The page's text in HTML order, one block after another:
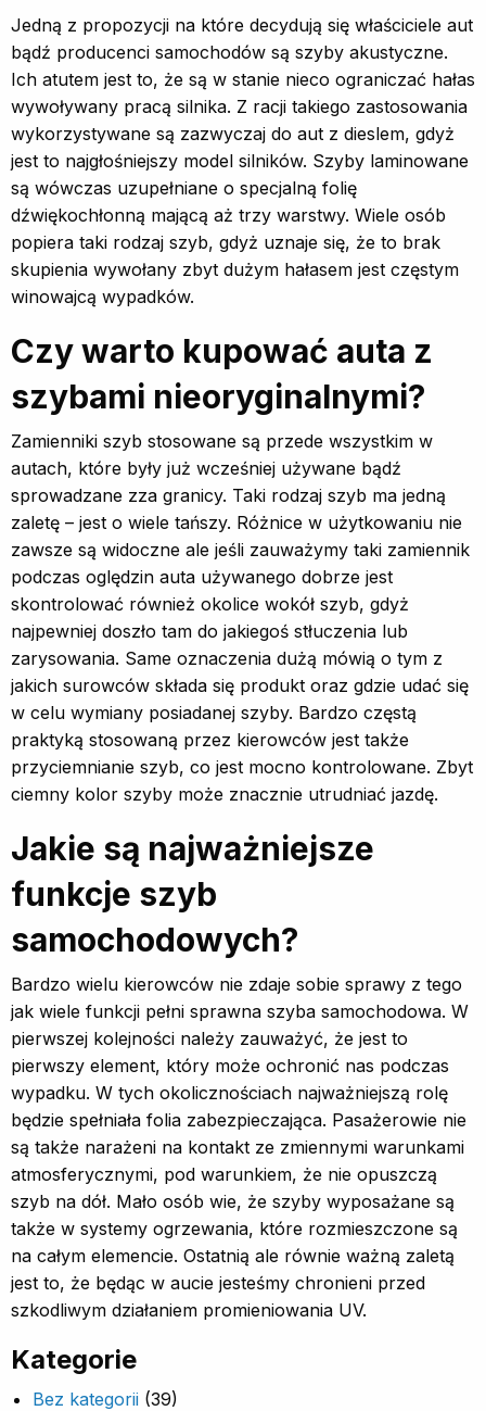
Jedną z propozycji na które decydują się właściciele aut
bądź producenci samochodów są szyby akustyczne.
Ich atutem jest to, że są w stanie nieco ograniczać hałas
wywoływany pracą silnika. Z racji takiego zastosowania
wykorzystywane są zazwyczaj do aut z dieslem, gdyż
jest to najgłośniejszy model silników. Szyby laminowane
są wówczas uzupełniane o specjalną folię
dźwiękochłonną mającą aż trzy warstwy. Wiele osób
popiera taki rodzaj szyb, gdyż uznaje się, że to brak
skupienia wywołany zbyt dużym hałasem jest częstym
winowajcą wypadków.
Czy warto kupować auta z
szybami nieoryginalnymi?
Zamienniki szyb stosowane są przede wszystkim w
autach, które były już wcześniej używane bądź
sprowadzane zza granicy. Taki rodzaj szyb ma jedną
zaletę – jest o wiele tańszy. Różnice w użytkowaniu nie
zawsze są widoczne ale jeśli zauważymy taki zamiennik
podczas oględzin auta używanego dobrze jest
skontrolować również okolice wokół szyb, gdyż
najpewniej doszło tam do jakiegoś stłuczenia lub
zarysowania. Same oznaczenia dużą mówią o tym z
jakich surowców składa się produkt oraz gdzie udać się
w celu wymiany posiadanej szyby. Bardzo częstą
praktyką stosowaną przez kierowców jest także
przyciemnianie szyb, co jest mocno kontrolowane. Zbyt
ciemny kolor szyby może znacznie utrudniać jazdę.
Jakie są najważniejsze
funkcje szyb
samochodowych?
Bardzo wielu kierowców nie zdaje sobie sprawy z tego
jak wiele funkcji pełni sprawna szyba samochodowa. W
pierwszej kolejności należy zauważyć, że jest to
pierwszy element, który może ochronić nas podczas
wypadku. W tych okolicznościach najważniejszą rolę
będzie spełniała folia zabezpieczająca. Pasażerowie nie
są także narażeni na kontakt ze zmiennymi warunkami
atmosferycznymi, pod warunkiem, że nie opuszczą
szyb na dół. Mało osób wie, że szyby wyposażane są
także w systemy ogrzewania, które rozmieszczone są
na całym elemencie. Ostatnią ale równie ważną zaletą
jest to, że będąc w aucie jesteśmy chronieni przed
szkodliwym działaniem promieniowania UV.
Kategorie
Bez kategorii (39)